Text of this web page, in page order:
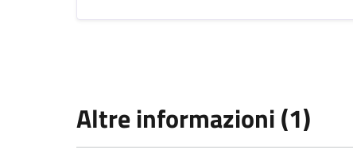
Altre informazioni (1)